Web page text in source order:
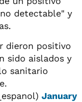
detectable" y
dieron positivo
sido aislados y
sanitario
_espanol) January